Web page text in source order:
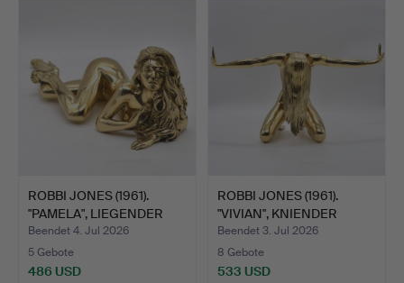
ROBBI JONES (1961).
"PAMELA", LIEGENDER
DA…
Beendet 4. Jul 2026
5 Gebote
486 USD
ROBBI JONES (1961).
"VIVIAN", KNIENDER
DAM…
Beendet 3. Jul 2026
8 Gebote
533 USD